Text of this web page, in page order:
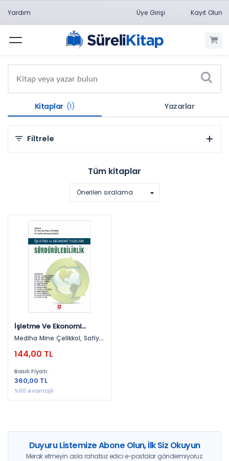
Yardım Üye Girişi Kayıt Olun
Menü
Kitaplar (1) Yazarlar
Filtrele
Konulara Göre
Ekonomi (1)
Yayınevlerine Göre
Ekin Yayınevi (1)
Yıllara Göre
Tüm kitaplar
Önerilen sıralama
İşletme Ve Ekonomi
Yazıları Sürdürülebilirlik
Mediha Mine Çelikkol
Mediha Mine Çelikkol, Safiye
144,00 TL
Basılı Fiyatı:
360,00 TL
%60 Avantajlı
Duyuru Listemize Abone Olun, İlk Siz Okuyun
Merak etmeyin asla rahatsız edici e-postalar göndermiyoruz.